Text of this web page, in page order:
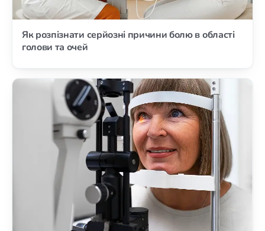
Як розпізнати серйозні причини болю в області
голови та очей